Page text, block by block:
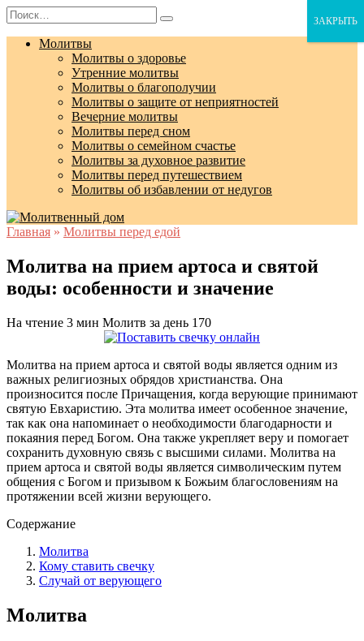
Перейти
к
содержанию
Search
for:
Молитвы
Молитвы о здоровье
Утренние молитвы
Молитвы о благополучии
Молитвы о защите от неприятностей
Вечерние молитвы
Молитвы перед сном
Молитвы о семейном счастье
Молитвы за духовное развитие
Молитвы перед путешествием
Молитвы об избавлении от недугов
Главная » Молитвы перед едой
Молитва на прием артоса и святой
воды: особенности и значение
На чтение 3 мин Молитв за день 170
Молитва на прием артоса и святой воды является одним из
важных религиозных обрядов христианства. Она
произносится после Причащения, когда верующие принимают
святую Евхаристию. Эта молитва имеет особенное значение,
так как она напоминает о необходимости благодарности и
покаяния перед Богом. Она также укрепляет веру и помогает
сохранить духовную связь с высшими силами. Молитва на
прием артоса и святой воды является символическим путем
общения с Богом и призывом к Божьим благословениям на
протяжении всей жизни верующего.
Содержание
Молитва
Кому ставить свечку
Случай от верующего
Молитва
ЗАКРЫТЬ